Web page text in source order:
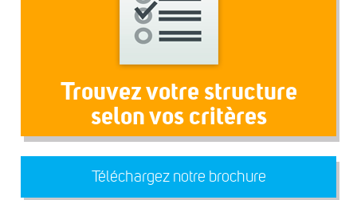
Trouvez votre structure
selon vos critères
Téléchargez notre brochure